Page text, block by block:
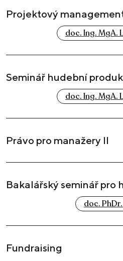
Projektový
doc. Ing. MgA.
Seminář hudební
doc. Ing. MgA.
Právo pro manažery II
Bakalářský seminář pro
doc.
Fundraising